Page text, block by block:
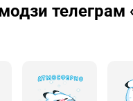
телеграм